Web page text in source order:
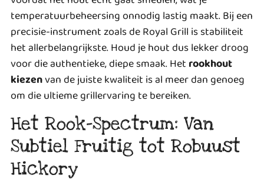
temperatuurbeheersing onnodig lastig maakt. Bij een
precisie-instrument zoals de Royal Grill is stabiliteit
het allerbelangrijkste. Houd je hout dus lekker droog
voor die authentieke, diepe smaak. Het rookhout
kiezenvan de juiste kwaliteit is al meer dan genoeg
om die ultieme grillervaring te bereiken.
Het Rook-Spectrum: Van
Subtiel Fruitig tot Robuust
Hickory